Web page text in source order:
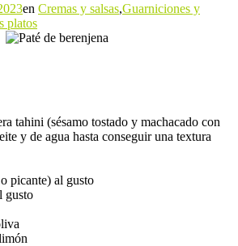
en Cremas y salsas,Guarniciones y
platos
tahini (sésamo tostado y machacado con
y de agua hasta conseguir una textura
picante) al gusto
gusto